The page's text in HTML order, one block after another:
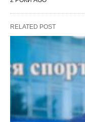
RELATED POST